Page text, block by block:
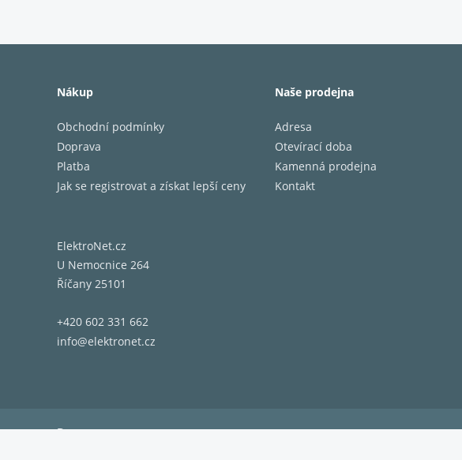
Nákup
Obchodní podmínky
Doprava
Platba
Jak se registrovat a získat lepší ceny
Naše prodejna
Adresa
Otevírací doba
Kamenná prodejna
Kontakt
ElektroNet.cz
U Nemocnice 264
Říčany 25101
+420 602 331 662
info@elektronet.cz
Doprava